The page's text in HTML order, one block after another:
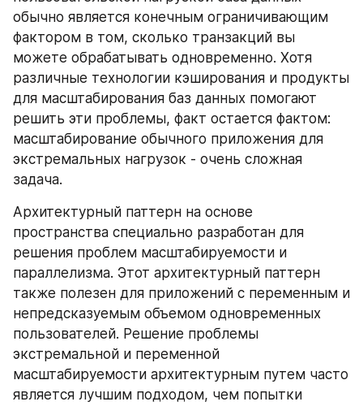
обычно является конечным ограничивающим
фактором в том, сколько транзакций вы
можете обрабатывать одновременно. Хотя
различные технологии кэширования и продукты
для масштабирования баз данных помогают
решить эти проблемы, факт остается фактом:
масштабирование обычного приложения для
экстремальных нагрузок - очень сложная
задача.
Архитектурный паттерн на основе
пространства специально разработан для
решения проблем масштабируемости и
параллелизма. Этот архитектурный паттерн
также полезен для приложений с переменным и
непредсказуемым объемом одновременных
пользователей. Решение проблемы
экстремальной и переменной
масштабируемости архитектурным путем часто
является лучшим подходом, чем попытки